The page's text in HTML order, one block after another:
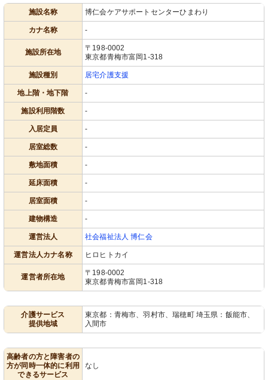
施設名称 博仁会ケアサポートセンターひまわり
カナ名称 -
施設所在地
〒198-0002
東京都青梅市富岡1-318
施設種別 居宅介護支援
地上階・地下階 -
施設利用階数 -
入居定員 -
居室総数 -
敷地面積 -
延床面積 -
居室面積 -
建物構造 -
運営法人 社会福祉法人 博仁会
運営法人カナ名称 ヒロヒトカイ
運営者所在地
〒198-0002
東京都青梅市富岡1-318
介護サービス
提供地域
東京都：青梅市、羽村市、瑞穂町 埼玉県：飯能市、
入間市
高齢者の方と障害者の
方が同時一体的に利用
できるサービス
なし